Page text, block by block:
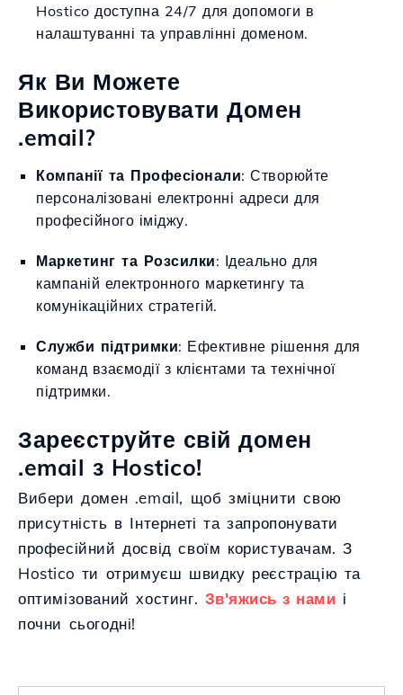
Hostico доступна 24/7 для допомоги в
налаштуванні та управлінні доменом.
Як Ви Можете
Використовувати Домен
.email?
Компанії та Професіонали: Створюйте
персоналізовані електронні адреси для
професійного іміджу.
Маркетинг та Розсилки: Ідеально для
кампаній електронного маркетингу та
комунікаційних стратегій.
Служби підтримки: Ефективне рішення для
команд взаємодії з клієнтами та технічної
підтримки.
Зареєструйте свій домен
.email з Hostico!
Вибери домен .email, щоб зміцнити свою
присутність в Інтернеті та запропонувати
професійний досвід своїм користувачам. З
Hostico ти отримуєш швидку реєстрацію та
оптимізований хостинг. Зв'яжись з нами і
почни сьогодні!